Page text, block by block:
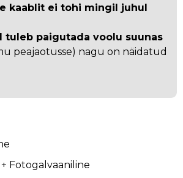
kaablit ei tohi mingil juhul
tuleb paigutada voolu suunas
peajaotusse) nagu on näidatud
Fotogalvaaniline